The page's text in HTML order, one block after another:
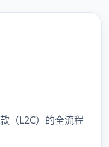
（L2C）的全流程